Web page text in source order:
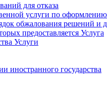
для отказа
услуги по
обжалования решений и
предоставляется Услуга
Услуги
иностранного государства